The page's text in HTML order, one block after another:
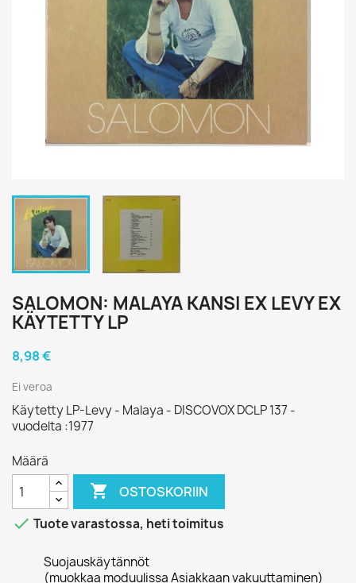
SALOMON: MALAYA KANSI EX LEVY EX
KÄYTETTY LP
8,98 €
Ei veroa
Käytetty LP-Levy - Malaya - DISCOVOX DCLP 137 -
vuodelta :1977
Määrä
 OSTOSKORIIN
 Tuote varastossa, heti toimitus
Suojauskäytännöt
(muokkaa moduulissa Asiakkaan vakuuttaminen)